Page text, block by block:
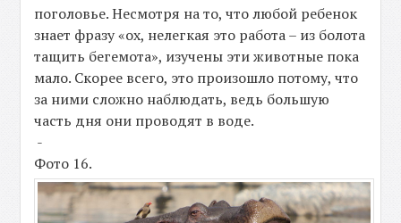
поголовье. Несмотря на то, что любой ребенок
знает фразу «ох, нелегкая это работа – из болота
тащить бегемота», изучены эти животные пока
мало. Скорее всего, это произошло потому, что
за ними сложно наблюдать, ведь большую
часть дня они проводят в воде.
-
Фото 16.